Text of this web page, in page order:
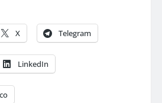
X Telegram
LinkedIn